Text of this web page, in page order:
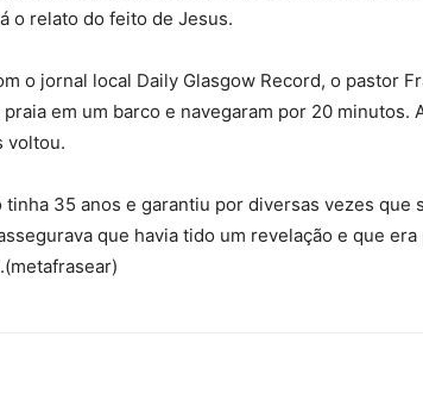
o relato do feito de Jesus.
o jornal local Daily Glasgow Record, o pastor
praia em um barco e navegaram por 20 minutos.
voltou.
tinha 35 anos e garantiu por diversas vezes que
que havia tido um revelação e que